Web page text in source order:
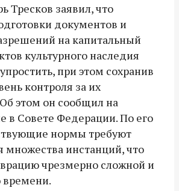
Тресков заявил, что
документов и
на капитальный
культурного наследия
при этом сохранив
контроля за их
этом он сообщил на
в Совете Федерации. По его
нормы требуют
множества инстанций, что
чрезмерно сложной и
времени.